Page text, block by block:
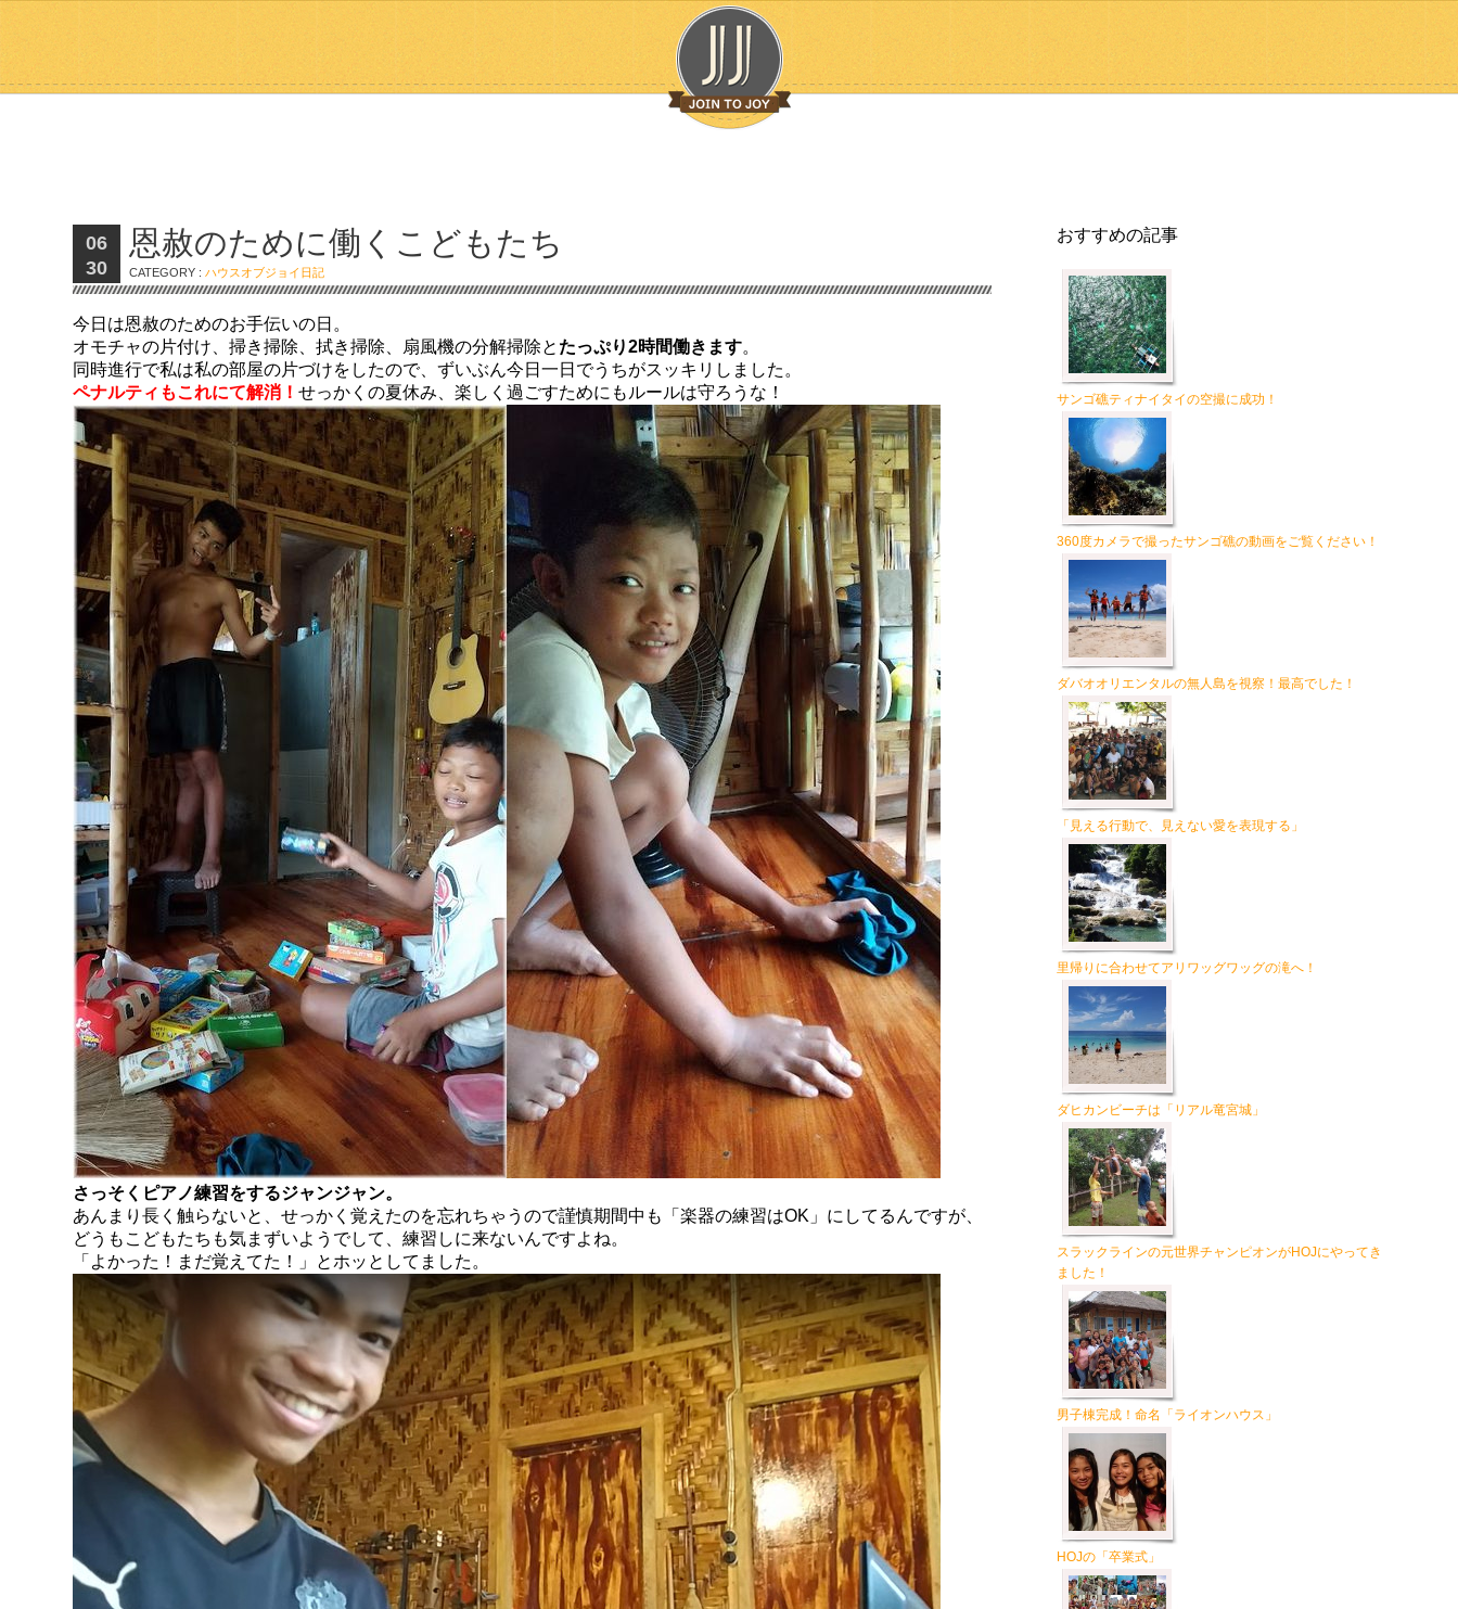
06
30
恩赦のために働くこどもたち
CATEGORY :ハウスオブジョイ日記
今日は恩赦のためのお手伝いの日。
オモチャの片付け、掃き掃除、拭き掃除、扇風機の分解掃除と たっぷり2時間働きます。
同時進行で私は私の部屋の片づけをしたので、ずいぶん今日一日でうちがスッキリしました。
ペナルティもこれにて解消！せっかくの夏休み、楽しく過ごすためにもルールは守ろうな！
さっそくピアノ練習をするジャンジャン。
あんまり長く触らないと、せっかく覚えたのを忘れちゃうので謹慎期間中も「楽器の練習はOK」にしてるんですが、
どうもこどもたちも気まずいようでして、練習しに来ないんですよね。
「よかった！まだ覚えてた！」とホッとしてました。
おすすめの記事
サンゴ礁ティナイタイの空撮に成功！
360度カメラで撮ったサンゴ礁の動画をご覧ください！
ダバオオリエンタルの無人島を視察！最高でした！
「見える行動で、見えない愛を表現する」
里帰りに合わせてアリワッグワッグの滝へ！
ダヒカンビーチは「リアル竜宮城」
スラックラインの元世界チャンピオンがHOJにやってき
ました！
男子棟完成！命名「ライオンハウス」
HOJの「卒業式」